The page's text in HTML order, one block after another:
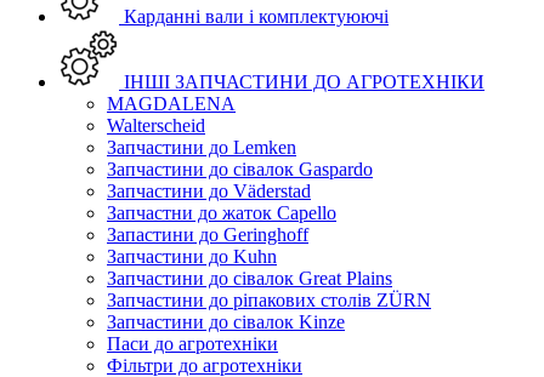
Карданні вали і комплектуюючі
ІНШІ ЗАПЧАСТИНИ ДО АГРОТЕХНІКИ
MAGDALENA
Walterscheid
Запчастини до Lemken
Запчастини до сівалок Gaspardo
Запчастини до Väderstad
Запчастни до жаток Capello
Запастини до Geringhoff
Запчастини до Kuhn
Запчастини до сівалок Great Plains
Запчастини до ріпакових столів ZÜRN
Запчастини до сівалок Kinze
Паси до агротехніки
Фільтри до агротехніки